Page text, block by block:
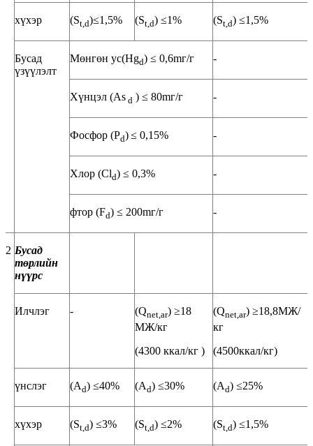
хүхэр (St,d)≤1,5% (St,d) ≤1% (St,d) ≤1,5%
Бусад
үзүүлэлт
Мөнгөн ус(Hgd) ≤ 0,6mг/г -
Хүнцэл (As d ) ≤ 80mг/г -
Фосфор (Pd)≤ 0,15% -
Хлор (Cld) ≤ 0,3% -
фтор (Fd) ≤ 200mг/г -
2 Бусад
төрлийн
нүүрс
Илчлэг - (Qnet,ar) ≥18
МЖ/кг
(4300 ккал/кг )
(Qnet,ar) ≥18,8МЖ/
кг
(4500ккал/кг)
үнслэг (Ad) ≤40% (Ad) ≤30% (Ad) ≤25%
хүхэр (St,d) ≤3% (St,d) ≤2% (St,d) ≤1,5%